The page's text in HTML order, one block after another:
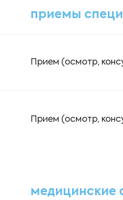
приемы
Прием (осмотр,
Прием (осмотр,
медицинские